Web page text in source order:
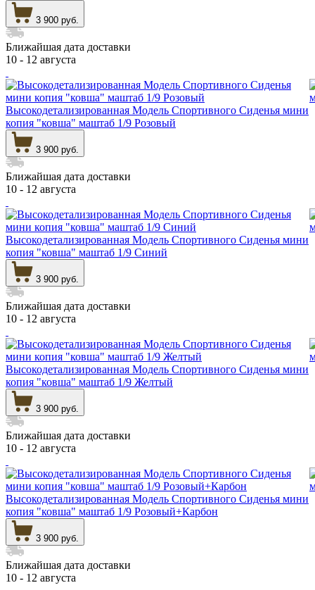
3 900 руб.
Ближайшая дата доставки
10 - 12 августа
Высокодетализированная Модель Спортивного Сиденья мини
копия "ковша" маштаб 1/9 Розовый
3 900 руб.
Ближайшая дата доставки
10 - 12 августа
Высокодетализированная Модель Спортивного Сиденья мини
копия "ковша" маштаб 1/9 Синий
3 900 руб.
Ближайшая дата доставки
10 - 12 августа
Высокодетализированная Модель Спортивного Сиденья мини
копия "ковша" маштаб 1/9 Желтый
3 900 руб.
Ближайшая дата доставки
10 - 12 августа
Высокодетализированная Модель Спортивного Сиденья мини
копия "ковша" маштаб 1/9 Розовый+Карбон
3 900 руб.
Ближайшая дата доставки
10 - 12 августа